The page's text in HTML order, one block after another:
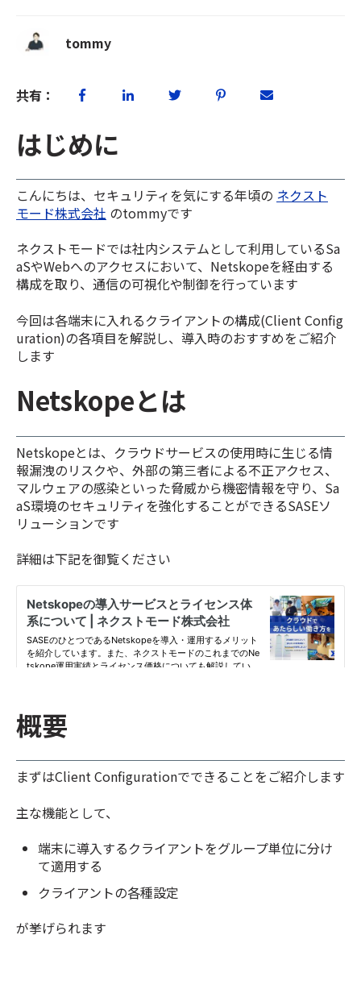
tommy
共有：
はじめに
こんにちは、セキュリティを気にする年頃の ネクスト
モード株式会社 のtommyです
ネクストモードでは社内システムとして利用しているSa
aSやWebへのアクセスにおいて、Netskopeを経由する
構成を取り、通信の可視化や制御を行っています
今回は各端末に入れるクライアントの構成(Client Config
uration)の各項目を解説し、導入時のおすすめをご紹介
します
Netskopeとは
Netskopeとは、クラウドサービスの使用時に生じる情
報漏洩のリスクや、外部の第三者による不正アクセス、
マルウェアの感染といった脅威から機密情報を守り、Sa
aS環境のセキュリティを強化することができるSASEソ
リューションです
詳細は下記を御覧ください
概要
まずはClient Configurationでできることをご紹介します
主な機能として、
端末に導入するクライアントをグループ単位に分け
て適用する
クライアントの各種設定
が挙げられます